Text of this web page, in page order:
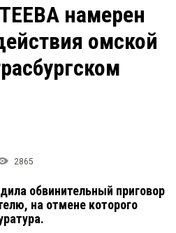
Рейтинги
Блоги
Архив
намерен
омской
2865
обвинительный приговор
на отмене которого